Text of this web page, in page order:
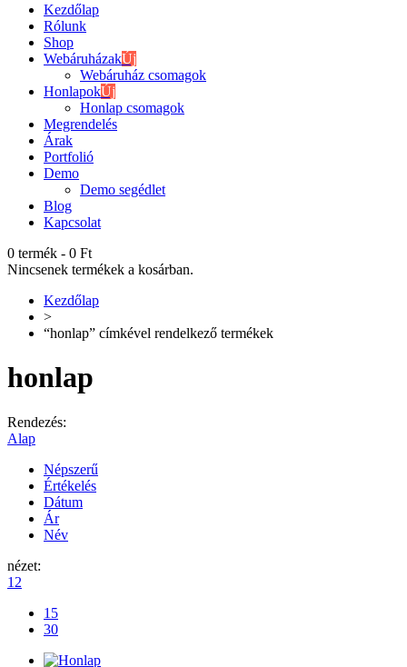
Kezdőlap
Rólunk
Shop
WebáruházakÚj
Webáruház csomagok
HonlapokÚj
Honlap csomagok
Megrendelés
Árak
Portfolió
Demo
Demo segédlet
Blog
Kapcsolat
0 termék - 0 Ft
Nincsenek termékek a kosárban.
Kezdőlap
>
“honlap” címkével rendelkező termékek
honlap
Rendezés:
Alap
Népszerű
Értékelés
Dátum
Ár
Név
nézet:
12
15
30